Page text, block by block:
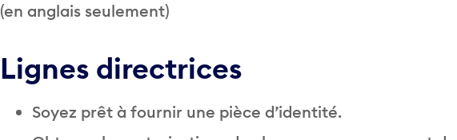
(en anglais seulement)
Lignes directrices
Soyez prêt à fournir une pièce d’identité.